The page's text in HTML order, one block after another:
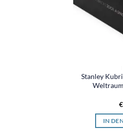
Stanley
€
IN